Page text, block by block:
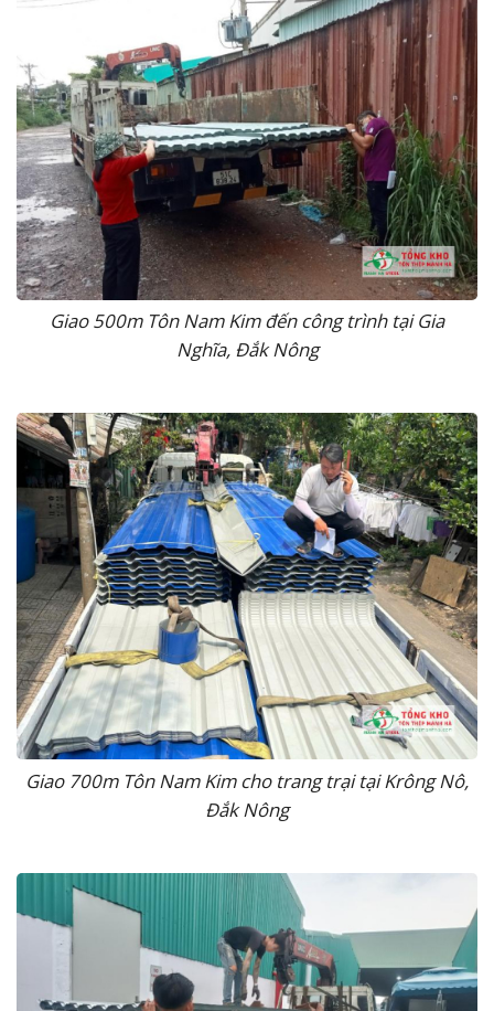
Giao 500m Tôn Nam Kim đến công trình tại Gia
Nghĩa, Đắk Nông
Giao 700m Tôn Nam Kim cho trang trại tại Krông Nô,
Đắk Nông